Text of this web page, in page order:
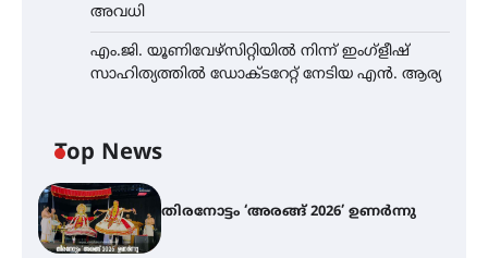
അവധി
എം.ജി. യൂണിവേഴ്‌സിറ്റിയിൽ നിന്ന് ഇംഗ്ളീഷ്
സാഹിത്യത്തിൽ ഡോക്ടറേറ്റ് നേടിയ എൻ. ആര്യ
Top News
തിരനോട്ടം ‘അരങ്ങ് 2026’ ഉണർന്നു